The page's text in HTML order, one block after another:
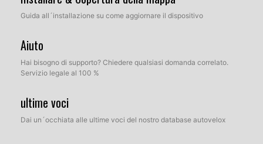
Guida all´installazione su come aggiornare il dispositivo
Aiuto
Hai bisogno di supporto? Chiedere qualsiasi domanda correlato.
Servizio legale al 100 %
ultime voci
Dai un´occhiata alle ultime voci del nostro database autovelox